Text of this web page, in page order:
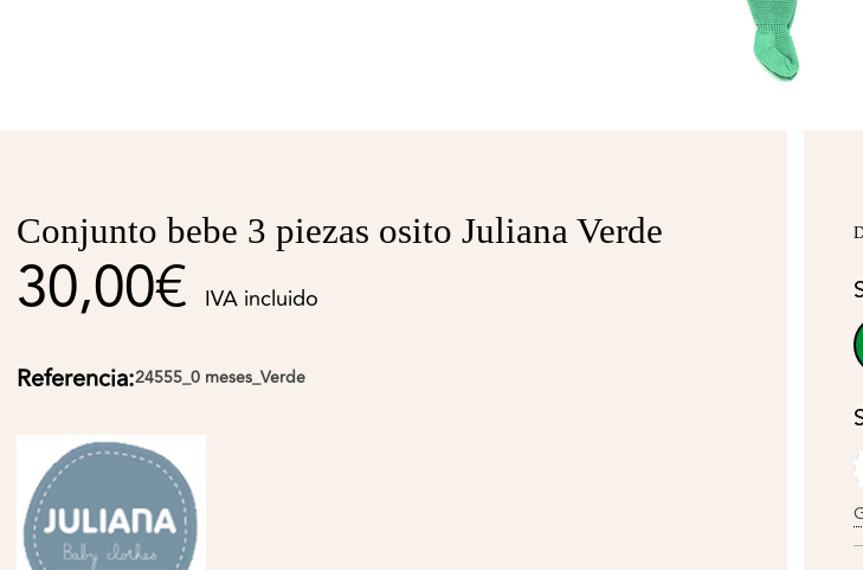
Conjunto bebe 3 piezas osito Juliana Verde
30,00€ IVA incluido
Referencia:24555_0 meses_Verde